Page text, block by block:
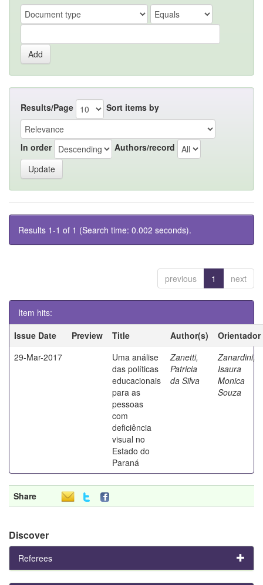
Results/Page Sort items by
In order Authors/record
Results 1-1 of 1 (Search time: 0.002 seconds).
previous 1 next
Item hits:
Issue Date
Preview Title Author(s)
Orientador
29-Mar-2017
Uma análise
das políticas
educacionais
para as
pessoas
com
deficiência
visual no
Estado do
Paraná
Zanetti,
Patricia
da Silva
Zanardini,
Isaura
Monica
Souza
Share
Discover
Referees